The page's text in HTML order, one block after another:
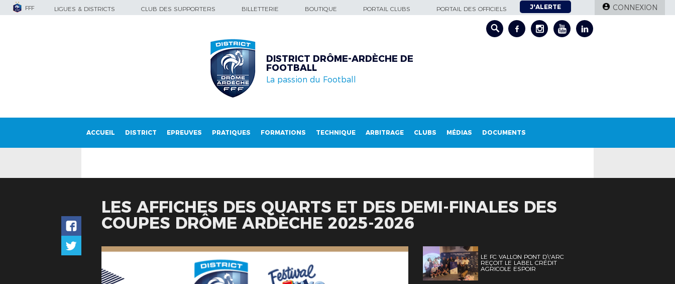
FFF LIGUES & DISTRICTS CLUB DES SUPPORTERS BILLETTERIE BOUTIQUE PORTAIL CLUBS PORTAIL DES OFFICIELS J'ALERTE CONNEXION
DISTRICT DRÔME-ARDÈCHE DE
FOOTBALL
La passion du Football
ACCUEIL DISTRICT EPREUVES PRATIQUES FORMATIONS TECHNIQUE ARBITRAGE CLUBS MÉDIAS DOCUMENTS
LES AFFICHES DES QUARTS ET DES DEMI-FINALES DES
COUPES DRÔME ARDÈCHE 2025-2026
LE FC VALLON PONT D\'ARC
REÇOIT LE LABEL CRÉDIT
AGRICOLE ESPOIR